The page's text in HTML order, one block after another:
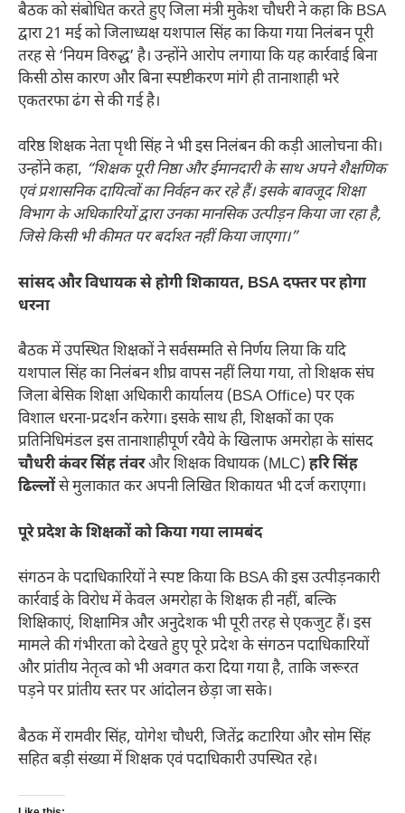
बैठक को संबोधित करते हुए जिला मंत्री मुकेश चौधरी ने कहा कि BSA
द्वारा 21 मई को जिलाध्यक्ष यशपाल सिंह का किया गया निलंबन पूरी
तरह से ‘नियम विरुद्ध’ है। उन्होंने आरोप लगाया कि यह कार्रवाई बिना
किसी ठोस कारण और बिना स्पष्टीकरण मांगे ही तानाशाही भरे
एकतरफा ढंग से की गई है।
वरिष्ठ शिक्षक नेता पृथी सिंह ने भी इस निलंबन की कड़ी आलोचना की।
उन्होंने कहा, “शिक्षक पूरी निष्ठा और ईमानदारी के साथ अपने शैक्षणिक
एवं प्रशासनिक दायित्वों का निर्वहन कर रहे हैं। इसके बावजूद शिक्षा
विभाग के अधिकारियों द्वारा उनका मानसिक उत्पीड़न किया जा रहा है,
जिसे किसी भी कीमत पर बर्दाश्त नहीं किया जाएगा।”
सांसद और विधायक से होगी शिकायत, BSA दफ्तर पर होगा
धरना
बैठक में उपस्थित शिक्षकों ने सर्वसम्मति से निर्णय लिया कि यदि
यशपाल सिंह का निलंबन शीघ्र वापस नहीं लिया गया, तो शिक्षक संघ
जिला बेसिक शिक्षा अधिकारी कार्यालय (BSA Office) पर एक
विशाल धरना-प्रदर्शन करेगा। इसके साथ ही, शिक्षकों का एक
प्रतिनिधिमंडल इस तानाशाहीपूर्ण रवैये के खिलाफ अमरोहा के सांसद
चौधरी कंवर सिंह तंवरऔर शिक्षक विधायक (MLC) हरि सिंह
ढिल्लोंसे मुलाकात कर अपनी लिखित शिकायत भी दर्ज कराएगा।
पूरे प्रदेश के शिक्षकों को किया गया लामबंद
संगठन के पदाधिकारियों ने स्पष्ट किया कि BSA की इस उत्पीड़नकारी
कार्रवाई के विरोध में केवल अमरोहा के शिक्षक ही नहीं, बल्कि
शिक्षिकाएं, शिक्षामित्र और अनुदेशक भी पूरी तरह से एकजुट हैं। इस
मामले की गंभीरता को देखते हुए पूरे प्रदेश के संगठन पदाधिकारियों
और प्रांतीय नेतृत्व को भी अवगत करा दिया गया है, ताकि जरूरत
पड़ने पर प्रांतीय स्तर पर आंदोलन छेड़ा जा सके।
बैठक में रामवीर सिंह, योगेश चौधरी, जितेंद्र कटारिया और सोम सिंह
सहित बड़ी संख्या में शिक्षक एवं पदाधिकारी उपस्थित रहे।